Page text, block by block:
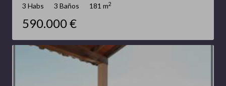
3 Habs 3 Baños 181 m2
590.000 €